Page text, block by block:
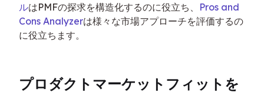
ルはPMFの探求を構造化するのに役立ち、 Pros and
Cons Analyzerは様々な市場アプローチを評価するの
に役立ちます。
プロダクトマーケットフィットを